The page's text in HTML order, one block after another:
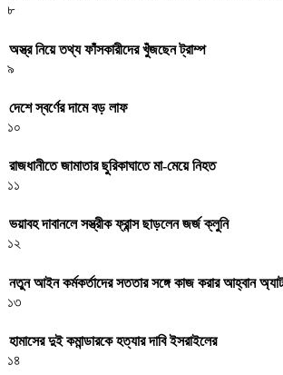
৮
অস্ত্র নিয়ে তথ্য ফাঁসকারীদের খুঁজছেন ট্রাম্প
৯
দেশে স্বর্ণের দামে বড় লাফ
১০
রাজধানীতে জামাতার ছুরিকাঘাতে মা-মেয়ে নিহত
১১
ভয়াবহ দাবানলে সস্ত্রীক ফ্রান্স ছাড়লেন জর্জ ক্লুনি
১২
নতুন আইন কর্মকর্তাদের সততার সঙ্গে কাজ করার আহ্বান
১৩
হামাসের দুই কমান্ডারকে হত্যার দাবি ইসরাইলের
১৪